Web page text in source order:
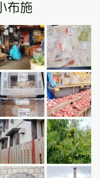
布施
NaNと評価されています。